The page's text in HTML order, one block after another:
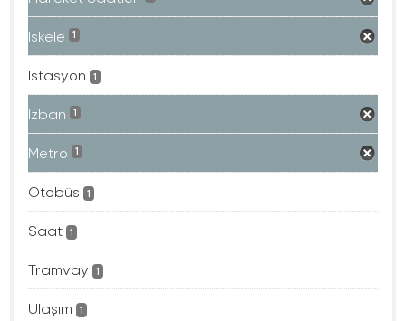
Iskele 1
Istasyon 1
Izban 1
Metro 1
Otobüs 1
Saat 1
Tramvay 1
Ulaşım 1